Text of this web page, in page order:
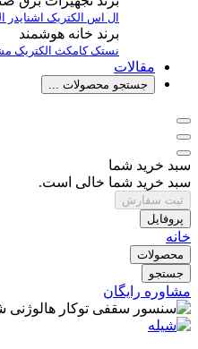
ال اس الکتریک اشنایدر
برند خانه هوشمند
نستککامکث الکتریک
مقالات
جستجو محصولات ...
سبد خرید شما
سبد خرید شما خالی است.
ثبت سفارش
پروفایل
خانه
محصولات
جستجو
مشاوره رایگان